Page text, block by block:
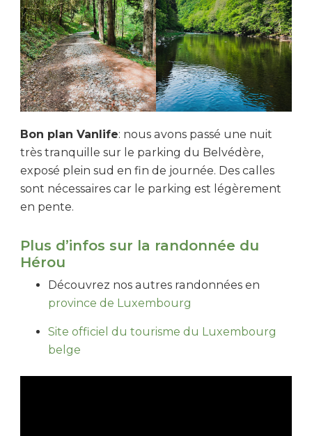
Bon plan Vanlife: nous avons passé une nuit
très tranquille sur le parking du Belvédère,
exposé plein sud en fin de journée. Des calles
sont nécessaires car le parking est légèrement
en pente.
Plus d’infos sur la randonnée du
Hérou
Découvrez nos autres randonnées en
province de Luxembourg
Site officiel du tourisme du Luxembourg
belge